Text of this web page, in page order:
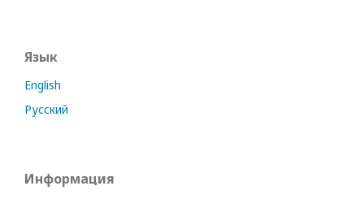
Язык
English
Русский
Информация